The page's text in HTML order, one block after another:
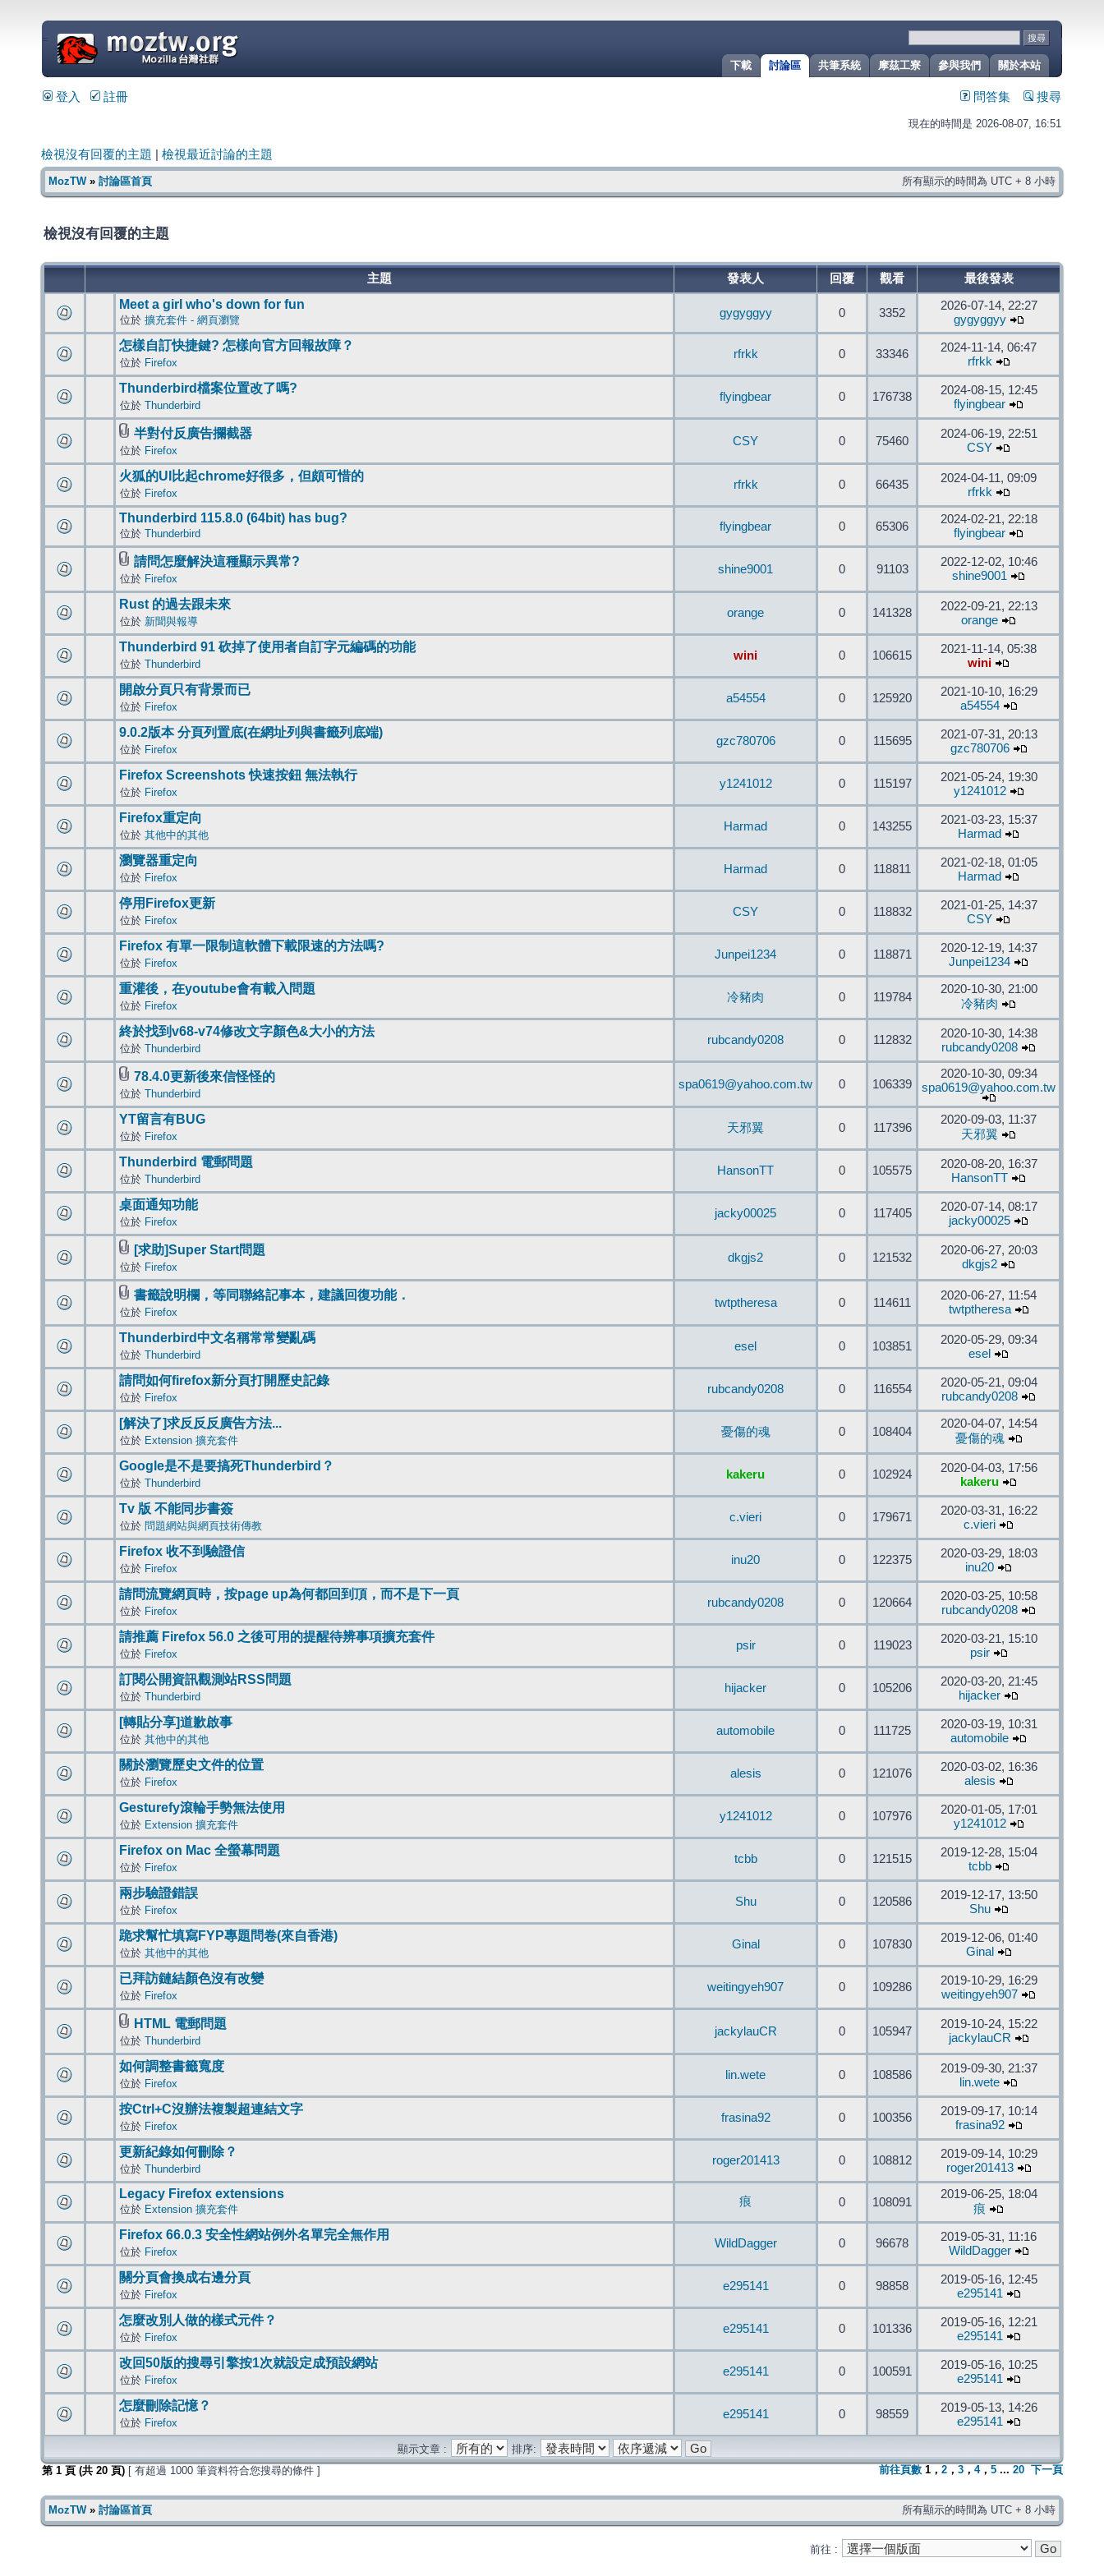
關於本站
參與我們
摩茲工寮
共筆系統
討論區
下載
=
登入 註冊 問答集 搜尋
現在的時間是 2026-08-07, 16:51
檢視沒有回覆的主題 檢視最近討論的主題
MozTW» 討論區首頁 所有顯示的時間為 UTC + 8 小時
檢視沒有回覆的主題
主題 發表人 回覆 觀看 最後發表
Meet a girl who's down for fun
位於 擴充套件 - 網頁瀏覽
gygyggyy 0 3352
2026-07-14, 22:27
gygyggyy
怎樣自訂快捷鍵? 怎樣向官方回報故障？
位於 Firefox
rfrkk 0 33346
2024-11-14, 06:47
rfrkk
Thunderbird檔案位置改了嗎?
位於 Thunderbird
flyingbear 0 176738
2024-08-15, 12:45
flyingbear
半對付反廣告攔截器
位於 Firefox
CSY 0 75460
2024-06-19, 22:51
CSY
火狐的UI比起chrome好很多，但頗可惜的
位於 Firefox
rfrkk 0 66435
2024-04-11, 09:09
rfrkk
Thunderbird 115.8.0 (64bit) has bug?
位於 Thunderbird
flyingbear 0 65306
2024-02-21, 22:18
flyingbear
請問怎麼解決這種顯示異常?
位於 Firefox
shine9001 0 91103
2022-12-02, 10:46
shine9001
Rust 的過去跟未來
位於 新聞與報導
orange 0 141328
2022-09-21, 22:13
orange
Thunderbird 91 砍掉了使用者自訂字元編碼的功能
位於 Thunderbird
wini 0 106615
2021-11-14, 05:38
wini
開啟分頁只有背景而已
位於 Firefox
a54554 0 125920
2021-10-10, 16:29
a54554
9.0.2版本 分頁列置底(在網址列與書籤列底端)
位於 Firefox
gzc780706 0 115695
2021-07-31, 20:13
gzc780706
Firefox Screenshots 快速按鈕 無法執行
位於 Firefox
y1241012 0 115197
2021-05-24, 19:30
y1241012
Firefox重定向
位於 其他中的其他
Harmad 0 143255
2021-03-23, 15:37
Harmad
瀏覽器重定向
位於 Firefox
Harmad 0 118811
2021-02-18, 01:05
Harmad
停用Firefox更新
位於 Firefox
CSY 0 118832
2021-01-25, 14:37
CSY
Firefox 有單一限制這軟體下載限速的方法嗎?
位於 Firefox
Junpei1234 0 118871
2020-12-19, 14:37
Junpei1234
重灌後，在youtube會有載入問題
位於 Firefox
冷豬肉 0 119784
2020-10-30, 21:00
冷豬肉
終於找到v68-v74修改文字顏色&大小的方法
位於 Thunderbird
rubcandy0208 0 112832
2020-10-30, 14:38
rubcandy0208
78.4.0更新後來信怪怪的
位於 Thunderbird
spa0619@yahoo.com.tw 0 106339
2020-10-30, 09:34
spa0619@yahoo.com.tw
YT留言有BUG
位於 Firefox
天邪翼 0 117396
2020-09-03, 11:37
天邪翼
Thunderbird 電郵問題
位於 Thunderbird
HansonTT 0 105575
2020-08-20, 16:37
HansonTT
桌面通知功能
位於 Firefox
jacky00025 0 117405
2020-07-14, 08:17
jacky00025
[求助]Super Start問題
位於 Firefox
dkgjs2 0 121532
2020-06-27, 20:03
dkgjs2
書籤說明欄，等同聯絡記事本，建議回復功能．
位於 Firefox
twtptheresa 0 114611
2020-06-27, 11:54
twtptheresa
Thunderbird中文名稱常常變亂碼
位於 Thunderbird
esel 0 103851
2020-05-29, 09:34
esel
請問如何firefox新分頁打開歷史記錄
位於 Firefox
rubcandy0208 0 116554
2020-05-21, 09:04
rubcandy0208
[解決了]求反反反廣告方法...
位於 Extension 擴充套件
憂傷的魂 0 108404
2020-04-07, 14:54
憂傷的魂
Google是不是要搞死Thunderbird？
位於 Thunderbird
kakeru 0 102924
2020-04-03, 17:56
kakeru
Tv 版 不能同步書簽
位於 問題網站與網頁技術傳教
c.vieri 0 179671
2020-03-31, 16:22
c.vieri
Firefox 收不到驗證信
位於 Firefox
inu20 0 122375
2020-03-29, 18:03
inu20
請問流覽網頁時，按page up為何都回到頂，而不是下一頁
位於 Firefox
rubcandy0208 0 120664
2020-03-25, 10:58
rubcandy0208
請推薦 Firefox 56.0 之後可用的提醒待辨事項擴充套件
位於 Firefox
psir 0 119023
2020-03-21, 15:10
psir
訂閱公開資訊觀測站RSS問題
位於 Thunderbird
hijacker 0 105206
2020-03-20, 21:45
hijacker
[轉貼分享]道歉啟事
位於 其他中的其他
automobile 0 111725
2020-03-19, 10:31
automobile
關於瀏覽歷史文件的位置
位於 Firefox
alesis 0 121076
2020-03-02, 16:36
alesis
Gesturefy滾輪手勢無法使用
位於 Extension 擴充套件
y1241012 0 107976
2020-01-05, 17:01
y1241012
Firefox on Mac 全螢幕問題
位於 Firefox
tcbb 0 121515
2019-12-28, 15:04
tcbb
兩步驗證錯誤
位於 Firefox
Shu 0 120586
2019-12-17, 13:50
Shu
跪求幫忙填寫FYP專題問卷(來自香港)
位於 其他中的其他
Ginal 0 107830
2019-12-06, 01:40
Ginal
已拜訪鏈結顏色沒有改變
位於 Firefox
weitingyeh907 0 109286
2019-10-29, 16:29
weitingyeh907
HTML 電郵問題
位於 Thunderbird
jackylauCR 0 105947
2019-10-24, 15:22
jackylauCR
如何調整書籤寬度
位於 Firefox
lin.wete 0 108586
2019-09-30, 21:37
lin.wete
按Ctrl+C沒辦法複製超連結文字
位於 Firefox
frasina92 0 100356
2019-09-17, 10:14
frasina92
更新紀錄如何刪除？
位於 Thunderbird
roger201413 0 108812
2019-09-14, 10:29
roger201413
Legacy Firefox extensions
位於 Extension 擴充套件
痕 0 108091
2019-06-25, 18:04
痕
Firefox 66.0.3 安全性網站例外名單完全無作用
位於 Firefox
WildDagger 0 96678
2019-05-31, 11:16
WildDagger
關分頁會換成右邊分頁
位於 Firefox
e295141 0 98858
2019-05-16, 12:45
e295141
怎麼改別人做的樣式元件？
位於 Firefox
e295141 0 101336
2019-05-16, 12:21
e295141
改回50版的搜尋引擎按1次就設定成預設網站
位於 Firefox
e295141 0 100591
2019-05-16, 10:25
e295141
怎麼刪除記憶？
位於 Firefox
e295141 0 98559
2019-05-13, 14:26
e295141
顯示文章 :
排序:
第 1 頁 (共 20 頁) [ 有超過 1000 筆資料符合您搜尋的條件 ] 前往頁數 1 ， 2 ， 3 ， 4， 5 ... 20 下一頁
MozTW» 討論區首頁 所有顯示的時間為 UTC + 8 小時
前往 :